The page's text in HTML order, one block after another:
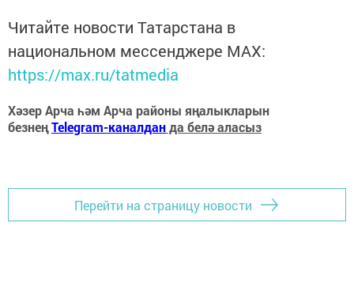
Читайте новости Татарстана в
национальном мессенджере MАХ:
https://max.ru/tatmedia
Хәзер Арча һәм Арча районы яңалыкларын
безнеңTelegram-каналданда белә аласыз
Перейти на страницу новости